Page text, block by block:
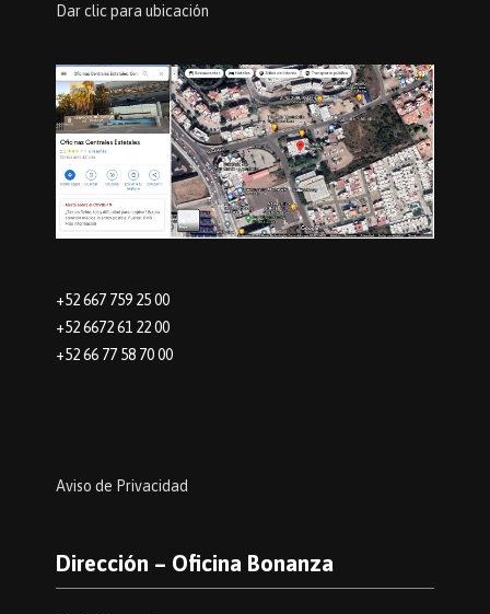
Dar clic para ubicación
+52 667 759 25 00
+52 6672 61 22 00
+52 66 77 58 70 00
Aviso de Privacidad
Dirección – Oficina Bonanza